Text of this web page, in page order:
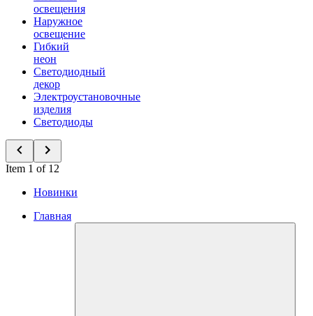
освещения
Наружное
освещение
Гибкий
неон
Светодиодный
декор
Электроустановочные
изделия
Светодиоды
Item 1 of 12
Новинки
Главная